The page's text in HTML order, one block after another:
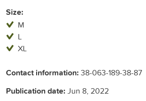
Size:
M
L
XL
Contact information:38-063-189-38-87
Publication date:Jun 8, 2022